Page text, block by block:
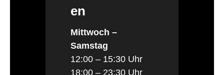
en
Mittwoch –
Samstag
12:00 – 15:30 Uhr
18:00 – 23:30 Uhr